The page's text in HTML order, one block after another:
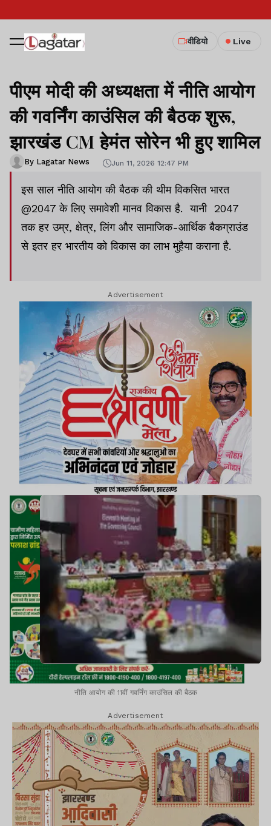
वीडियो Live
पीएम मोदी की अध्यक्षता में नीति आयोग
की गवर्निंग काउंसिल की बैठक शुरू,
झारखंड CM हेमंत सोरेन भी हुए शामिल
By Lagatar News Jun 11, 2026 12:47 PM
इस साल नीति आयोग की बैठक की थीम विकसित भारत
@2047 के लिए समावेशी मानव विकास है. यानी 2047
तक हर उम्र, क्षेत्र, लिंग और सामाजिक-आर्थिक बैकग्राउंड
से इतर हर भारतीय को विकास का लाभ मुहैया कराना है.
Advertisement
नीति आयोग की 11वीं गवर्निंग काउंसिल की बैठक
Advertisement